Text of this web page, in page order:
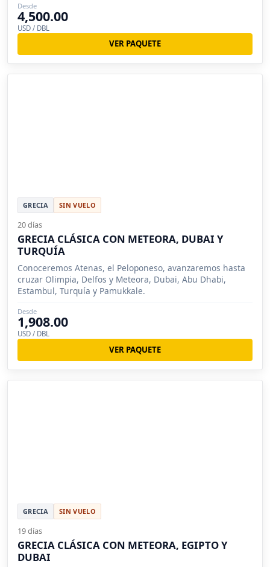
Desde
4,500.00
USD / DBL
VER PAQUETE
GRECIA SIN VUELO
20 días
GRECIA CLÁSICA CON METEORA, DUBAI Y
TURQUÍA
Conoceremos Atenas, el Peloponeso, avanzaremos hasta
cruzar Olimpia, Delfos y Meteora, Dubai, Abu Dhabi,
Estambul, Turquía y Pamukkale.
Desde
1,908.00
USD / DBL
VER PAQUETE
GRECIA SIN VUELO
19 días
GRECIA CLÁSICA CON METEORA, EGIPTO Y
DUBAI